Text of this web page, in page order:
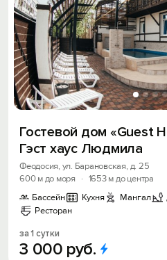
Гостевой дом «Guest
Гэст хаус Людмила
Феодосия, ул. Барановская, д. 25
600 м до моря
· 1653 м до центра
Бассейн
Кухня Мангал
Ресторан
за 1 сутки
3 000 руб.